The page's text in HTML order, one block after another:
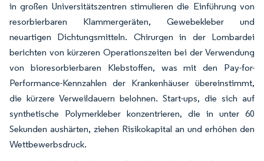
in großen Universitätszentren stimulieren die Einführung von
resorbierbaren Klammergeräten, Gewebekleber und
neuartigen Dichtungsmitteln. Chirurgen in der Lombardei
berichten von kürzeren Operationszeiten bei der Verwendung
von bioresorbierbaren Klebstoffen, was mit den Pay-for-
Performance-Kennzahlen der Krankenhäuser übereinstimmt,
die kürzere Verweildauern belohnen. Start-ups, die sich auf
synthetische Polymerkleber konzentrieren, die in unter 60
Sekunden aushärten, ziehen Risikokapital an und erhöhen den
Wettbewerbsdruck.